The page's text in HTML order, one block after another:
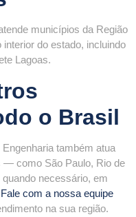
municípios da Região
do estado, incluindo
Lagoas.
o Brasil
também atua
— como São Paulo, Rio de
necessário, em
Fale com a nossa equipe
na sua região.